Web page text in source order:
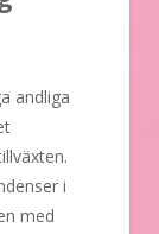
andliga
i
med